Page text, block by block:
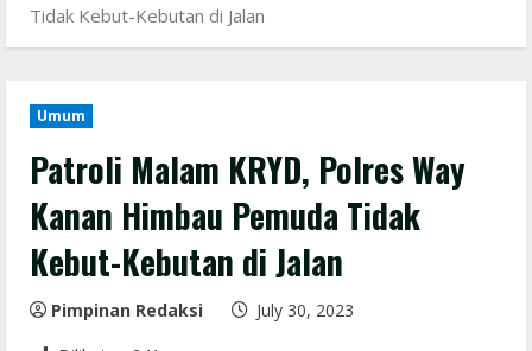
Tidak Kebut-Kebutan di Jalan
Umum
Patroli Malam KRYD, Polres Way
Kanan Himbau Pemuda Tidak
Kebut-Kebutan di Jalan
Pimpinan Redaksi
July 30, 2023